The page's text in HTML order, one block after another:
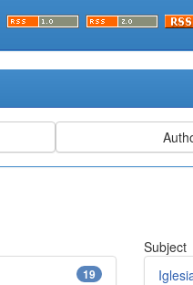
19
Subject